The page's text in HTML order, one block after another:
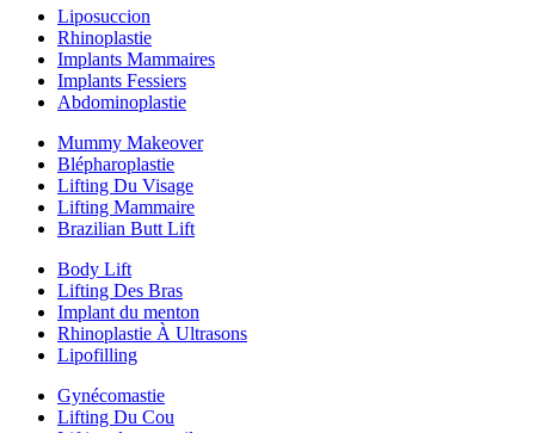
Liposuccion
Rhinoplastie
Implants Mammaires
Implants Fessiers
Abdominoplastie
Mummy Makeover
Blépharoplastie
Lifting Du Visage
Lifting Mammaire
Brazilian Butt Lift
Body Lift
Lifting Des Bras
Implant du menton
Rhinoplastie À Ultrasons
Lipofilling
Gynécomastie
Lifting Du Cou